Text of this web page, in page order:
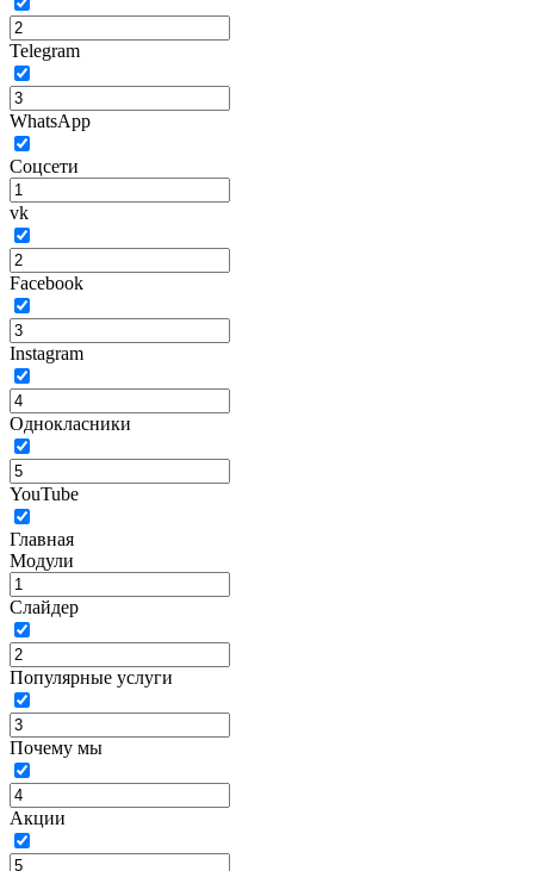
Telegram
WhatsApp
Соцсети
vk
Facebook
Instagram
Однокласники
YouTube
Главная
Модули
Слайдер
Популярные услуги
Почему мы
Акции